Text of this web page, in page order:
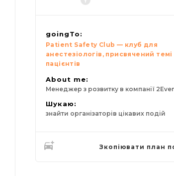
goingTo:
Patient Safety Club — клуб для
анестезіологів, присвячений
пацієнтів
About me:
Менеджер з розвитку в компанії
Шукаю:
знайти організаторів цікавих подій
Зкопіювати план